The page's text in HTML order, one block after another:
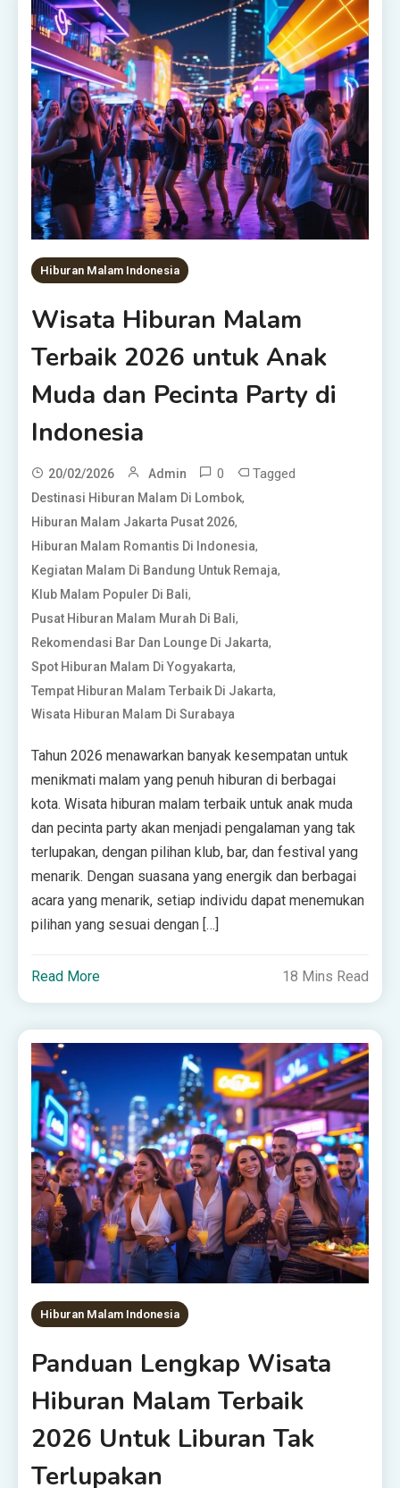
Hiburan Malam Indonesia
Wisata Hiburan Malam
Terbaik 2026 untuk Anak
Muda dan Pecinta Party di
Indonesia
20/02/2026 Admin 0 Tagged
Destinasi Hiburan Malam Di Lombok,
Hiburan Malam Jakarta Pusat 2026,
Hiburan Malam Romantis Di Indonesia,
Kegiatan Malam Di Bandung Untuk Remaja,
Klub Malam Populer Di Bali,
Pusat Hiburan Malam Murah Di Bali,
Rekomendasi Bar Dan Lounge Di Jakarta,
Spot Hiburan Malam Di Yogyakarta,
Tempat Hiburan Malam Terbaik Di Jakarta,
Wisata Hiburan Malam Di Surabaya
Tahun 2026 menawarkan banyak kesempatan untuk
menikmati malam yang penuh hiburan di berbagai
kota. Wisata hiburan malam terbaik untuk anak muda
dan pecinta party akan menjadi pengalaman yang tak
terlupakan, dengan pilihan klub, bar, dan festival yang
menarik. Dengan suasana yang energik dan berbagai
acara yang menarik, setiap individu dapat menemukan
pilihan yang sesuai dengan […]
Read More 18 Mins Read
Hiburan Malam Indonesia
Panduan Lengkap Wisata
Hiburan Malam Terbaik
2026 Untuk Liburan Tak
Terlupakan